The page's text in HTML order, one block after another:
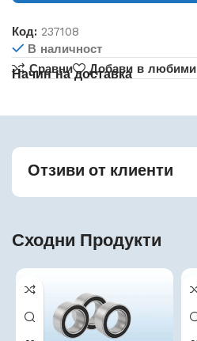
Код:237108
В наличност
Сравни
Добави в любими
Начин на доставка
Отзиви от клиенти
Сходни Продукти